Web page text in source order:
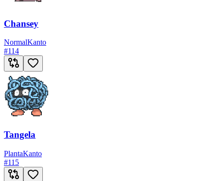
Chansey
NormalKanto
#114
Tangela
PlantaKanto
#115